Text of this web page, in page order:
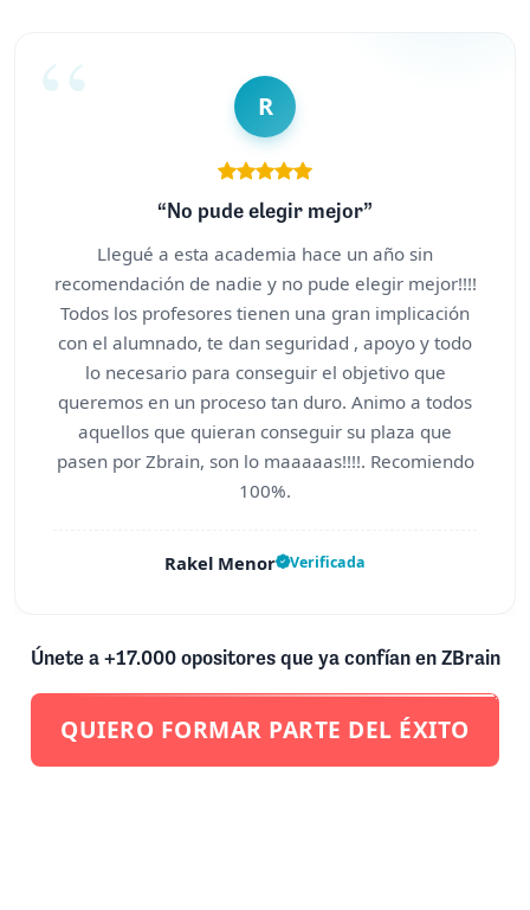
R
“No pude elegir mejor”
Llegué a esta academia hace un año sin
recomendación de nadie y no pude elegir mejor!!!!
Todos los profesores tienen una gran implicación
con el alumnado, te dan seguridad , apoyo y todo
lo necesario para conseguir el objetivo que
queremos en un proceso tan duro. Animo a todos
aquellos que quieran conseguir su plaza que
pasen por Zbrain, son lo maaaaas!!!!. Recomiendo
100%.
Rakel Menor Verificada
Únete a +17.000 opositores que ya confían en ZBrain
QUIERO FORMAR PARTE DEL ÉXITO